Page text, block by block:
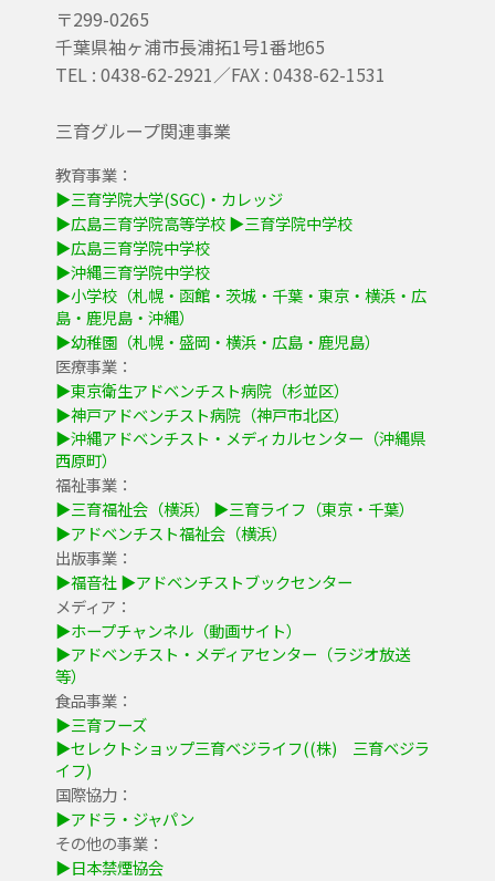
〒299-0265
千葉県袖ヶ浦市長浦拓1号1番地65
TEL : 0438-62-2921／FAX : 0438-62-1531
三育グループ関連事業
教育事業：
▶三育学院大学(SGC)・カレッジ
▶広島三育学院高等学校▶三育学院中学校
▶広島三育学院中学校
▶沖縄三育学院中学校
▶小学校（札幌・函館・茨城・千葉・東京・横浜・広
島・鹿児島・沖縄）
▶幼稚園（札幌・盛岡・横浜・広島・鹿児島）
医療事業：
▶東京衛生アドベンチスト病院（杉並区）
▶神戸アドベンチスト病院（神戸市北区）
▶沖縄アドベンチスト・メディカルセンター（沖縄県
西原町）
福祉事業：
▶三育福祉会（横浜）
▶三育ライフ（東京・千葉）
▶アドベンチスト福祉会（横浜）
出版事業：
▶福音社▶アドベンチストブックセンター
メディア：
▶ホープチャンネル（動画サイト）
▶アドベンチスト・メディアセンター（ラジオ放送
等）
食品事業：
▶三育フーズ
▶セレクトショップ三育ベジライフ((株) 三育ベジラ
イフ)
国際協力：
▶アドラ・ジャパン
その他の事業：
▶日本禁煙協会